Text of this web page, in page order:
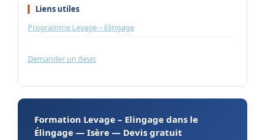
Liens utiles
Programme Levage – Elingage
Demander un devis
Formation Levage – Elingage dans le
Élingage — Isère — Devis gratuit